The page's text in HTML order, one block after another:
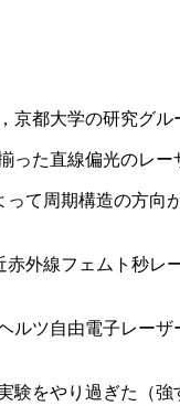
京都大学の研究グ
った直線偏光のレ
って周期構造の方
赤外線フェムト秒
ルツ自由電子レー
験をやり過ぎた（